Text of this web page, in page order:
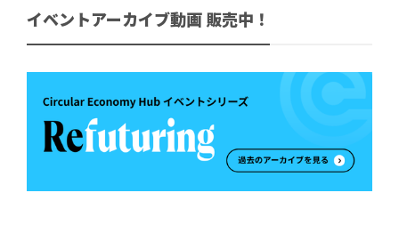
イベントアーカイブ動画 販売中！